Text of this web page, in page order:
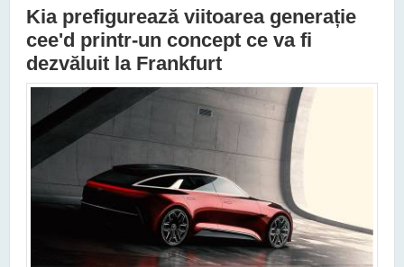
Kia prefigurează viitoarea generație
cee'd printr-un concept ce va fi
dezvăluit la Frankfurt